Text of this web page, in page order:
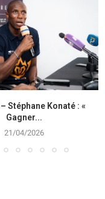
Stéphane Konaté : «
Gagner...
21/04/2026